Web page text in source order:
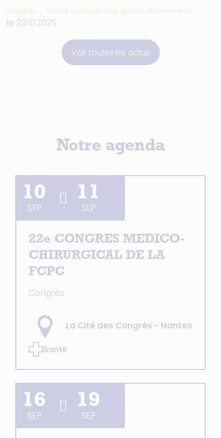
Congrès _ charte d'accueil des grands événements
le 20.10.2025
Voir toutes les actus
Notre agenda
11
SEP
10
SEP
22e CONGRES MEDICO-
CHIRURGICAL DE LA
FCPC
Congrès
La Cité des Congrès - Nantes
Santé
19
SEP
16
SEP